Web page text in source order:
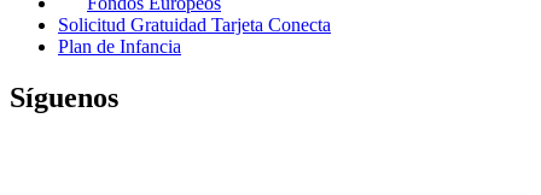
Solicitud Gratuidad Tarjeta Conecta
Plan de Infancia
Síguenos